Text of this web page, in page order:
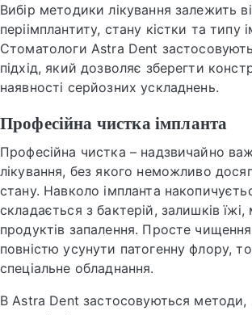
Вибір методики лікування залежить
періімплантиту, стану кістки та типу
Стоматологи Astra Dent
підхід, який дозволяє зберегти
наявності серйозних ускладнень.
Професійна чистка імпланта
Професійна чистка – надзвичайно
лікування, без якого неможливо
стану. Навколо імпланта
складається з бактерій, залишків їжі,
продуктів запалення. Просте
повністю усунути патогенну флору,
спеціальне обладнання.
В Astra Dent застосовуються методи,